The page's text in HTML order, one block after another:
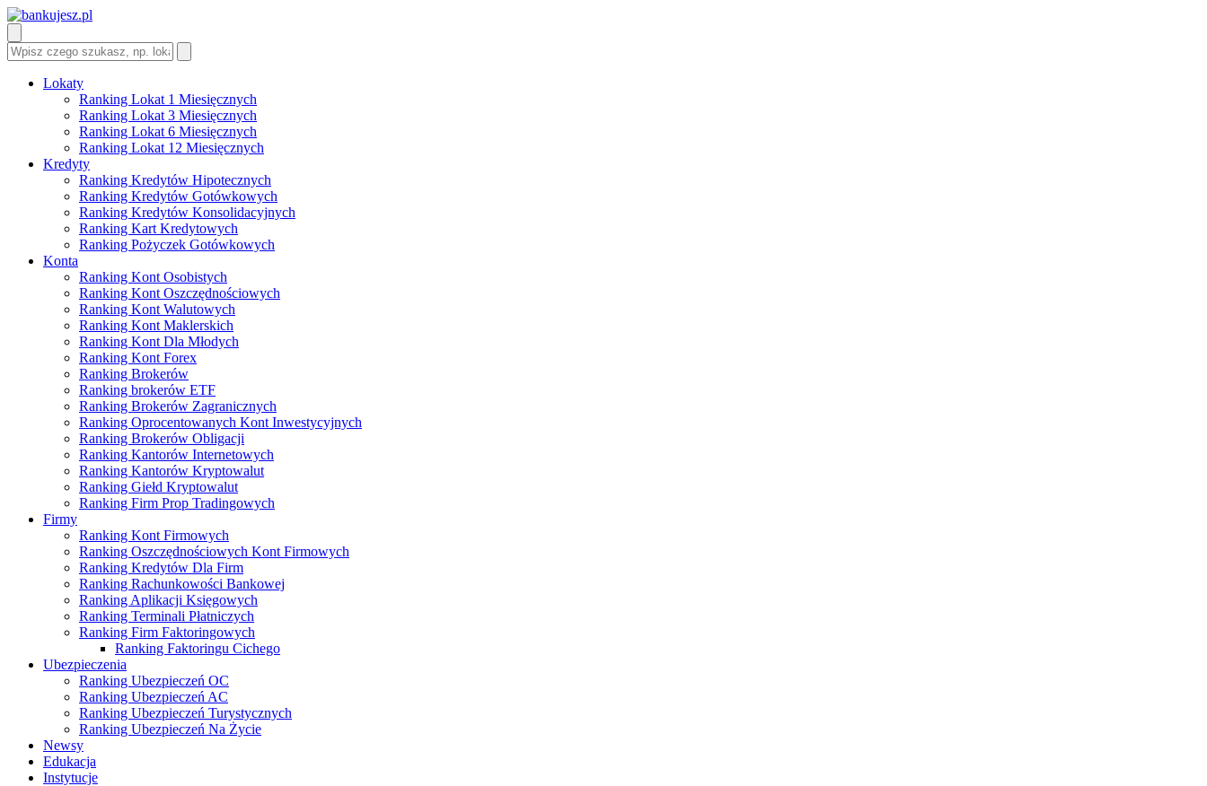
Lokaty
Ranking Lokat 1 Miesięcznych
Ranking Lokat 3 Miesięcznych
Ranking Lokat 6 Miesięcznych
Ranking Lokat 12 Miesięcznych
Kredyty
Ranking Kredytów Hipotecznych
Ranking Kredytów Gotówkowych
Ranking Kredytów Konsolidacyjnych
Ranking Kart Kredytowych
Ranking Pożyczek Gotówkowych
Konta
Ranking Kont Osobistych
Ranking Kont Oszczędnościowych
Ranking Kont Walutowych
Ranking Kont Maklerskich
Ranking Kont Dla Młodych
Ranking Kont Forex
Ranking Brokerów
Ranking brokerów ETF
Ranking Brokerów Zagranicznych
Ranking Oprocentowanych Kont Inwestycyjnych
Ranking Brokerów Obligacji
Ranking Kantorów Internetowych
Ranking Kantorów Kryptowalut
Ranking Giełd Kryptowalut
Ranking Firm Prop Tradingowych
Firmy
Ranking Kont Firmowych
Ranking Oszczędnościowych Kont Firmowych
Ranking Kredytów Dla Firm
Ranking Rachunkowości Bankowej
Ranking Aplikacji Księgowych
Ranking Terminali Płatniczych
Ranking Firm Faktoringowych
Ranking Faktoringu Cichego
Ubezpieczenia
Ranking Ubezpieczeń OC
Ranking Ubezpieczeń AC
Ranking Ubezpieczeń Turystycznych
Ranking Ubezpieczeń Na Życie
Newsy
Edukacja
Instytucje